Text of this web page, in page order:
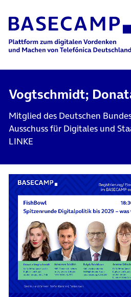
Main Navigation
Vogtschmidt;
Mitglied des Deutschen
Ausschuss für Digitales und
LINKE